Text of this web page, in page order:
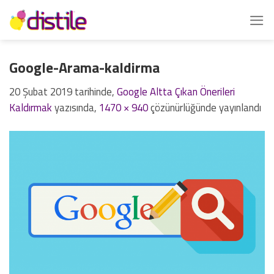
İçeriğe
atla
Google-Arama-kaldirma
20 Şubat 2019tarihinde,Google Altta Çıkan Önerileri
Kaldırmakyazısında, 1470 × 940çözünürlüğünde yayınlandı